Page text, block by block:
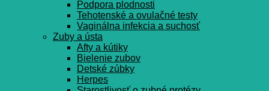
Podpora plodnosti
Tehotenské a ovulačné testy
Vaginálna infekcia a suchosť
Zuby a ústa
Afty a kútiky
Bielenie zubov
Detské zúbky
Herpes